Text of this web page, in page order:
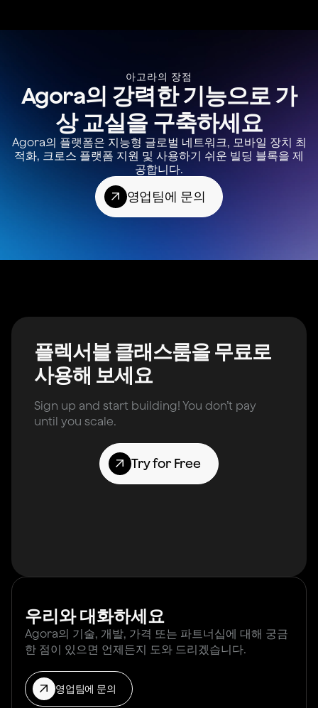
아고라의 장점
Agora의 강력한 기능으로 가
상 교실을 구축하세요
Agora의 플랫폼은 지능형 글로벌 네트워크, 모바일 장치 최
적화, 크로스 플랫폼 지원 및 사용하기 쉬운 빌딩 블록을 제
공합니다.
영업팀에 문의
플렉서블 클래스룸을 무료로
사용해 보세요
Sign up and start building! You don’t pay
until you scale.
Try for Free
우리와 대화하세요
Agora의 기술, 개발, 가격 또는 파트너십에 대해 궁금
한 점이 있으면 언제든지 도와 드리겠습니다.
영업팀에 문의